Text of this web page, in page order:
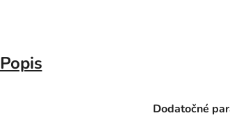
Popis
Dodatočné